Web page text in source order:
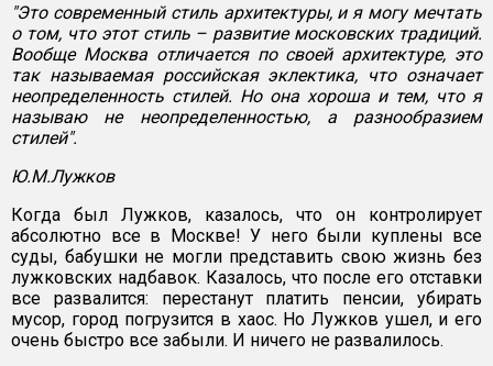
"Это современный стиль архитектуры, и я могу мечтать
о том, что этот стиль – развитие московских традиций.
Вообще Москва отличается по своей архитектуре, это
так называемая российская эклектика, что означает
неопределенность стилей. Но она хороша и тем, что я
называю не неопределенностью, а разнообразием
стилей".
Ю.М.Лужков
Когда был Лужков, казалось, что он контролирует
абсолютно все в Москве! У него были куплены все
суды, бабушки не могли представить свою жизнь без
лужковских надбавок. Казалось, что после его отставки
все развалится: перестанут платить пенсии, убирать
мусор, город погрузится в хаос. Но Лужков ушел, и его
очень быстро все забыли. И ничего не развалилось.